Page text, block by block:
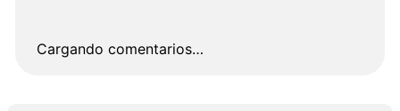
Cargando comentarios…